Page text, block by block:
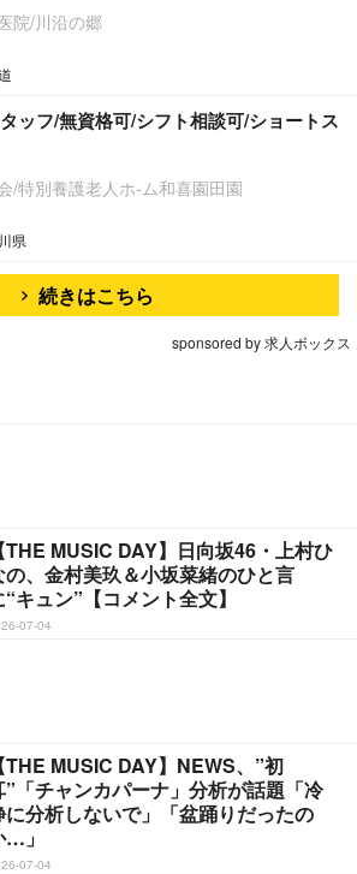
院/川沿の郷
ッフ/無資格可/シフト相談可/ショートス
/特別養護老人ホ-ム和喜園田園
県
続きはこちら
sponsored by 求人ボックス
【THE MUSIC DAY】日向坂46・上村ひ
の、金村美玖＆小坂菜緒のひと言
“キュン”【コメント全文】
07-04
【THE MUSIC DAY】NEWS、”初
”「チャンカパーナ」分析が話題「冷
に分析しないで」「盆踊りだったの
…」
07-04